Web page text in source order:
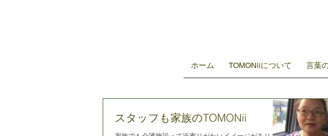
ホーム TOMONiiについて 言葉
スタッフも家族のTOMONii